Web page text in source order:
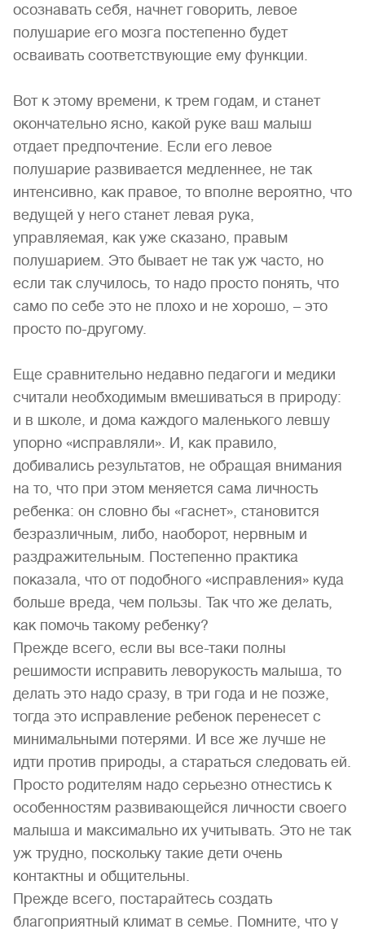
осознавать себя, начнет говорить, левое
полушарие его мозга постепенно будет
осваивать соответствующие ему функции.
Вот к этому времени, к трем годам, и станет
окончательно ясно, какой руке ваш малыш
отдает предпочтение. Если его левое
полушарие развивается медленнее, не так
интенсивно, как правое, то вполне вероятно, что
ведущей у него станет левая рука,
управляемая, как уже сказано, правым
полушарием. Это бывает не так уж часто, но
если так случилось, то надо просто понять, что
само по себе это не плохо и не хорошо, – это
просто по-другому.
Еще сравнительно недавно педагоги и медики
считали необходимым вмешиваться в природу:
и в школе, и дома каждого маленького левшу
упорно «исправляли». И, как правило,
добивались результатов, не обращая внимания
на то, что при этом меняется сама личность
ребенка: он словно бы «гаснет», становится
безразличным, либо, наоборот, нервным и
раздражительным. Постепенно практика
показала, что от подобного «исправления» куда
больше вреда, чем пользы. Так что же делать,
как помочь такому ребенку?
Прежде всего, если вы все-таки полны
решимости исправить леворукость малыша, то
делать это надо сразу, в три года и не позже,
тогда это исправление ребенок перенесет с
минимальными потерями. И все же лучше не
идти против природы, а стараться следовать ей.
Просто родителям надо серьезно отнестись к
особенностям развивающейся личности своего
малыша и максимально их учитывать. Это не так
уж трудно, поскольку такие дети очень
контактны и общительны.
Прежде всего, постарайтесь создать
благоприятный климат в семье. Помните, что у